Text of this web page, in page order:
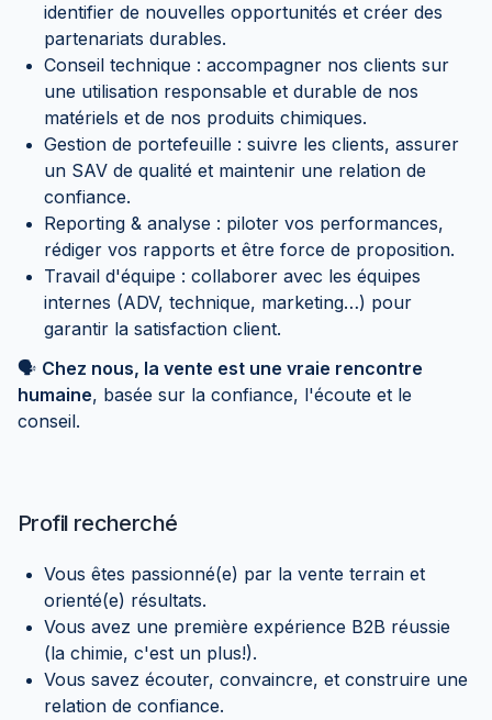
identifier de nouvelles opportunités et créer des
partenariats durables.
Conseil technique : accompagner nos clients sur
une utilisation responsable et durable de nos
matériels et de nos produits chimiques.
Gestion de portefeuille : suivre les clients, assurer
un SAV de qualité et maintenir une relation de
confiance.
Reporting & analyse : piloter vos performances,
rédiger vos rapports et être force de proposition.
Travail d'équipe : collaborer avec les équipes
internes (ADV, technique, marketing…) pour
garantir la satisfaction client.
🗣️ Chez nous, la vente est une vraie rencontre
humaine, basée sur la confiance, l'écoute et le
conseil.
Profil recherché
Vous êtes passionné(e) par la vente terrain et
orienté(e) résultats.
Vous avez une première expérience B2B réussie
(la chimie, c'est un plus!).
Vous savez écouter, convaincre, et construire une
relation de confiance.